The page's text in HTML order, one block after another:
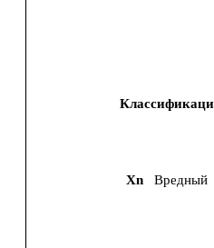
Xn Вредный